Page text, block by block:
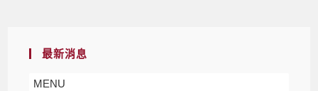
最新消息
MENU